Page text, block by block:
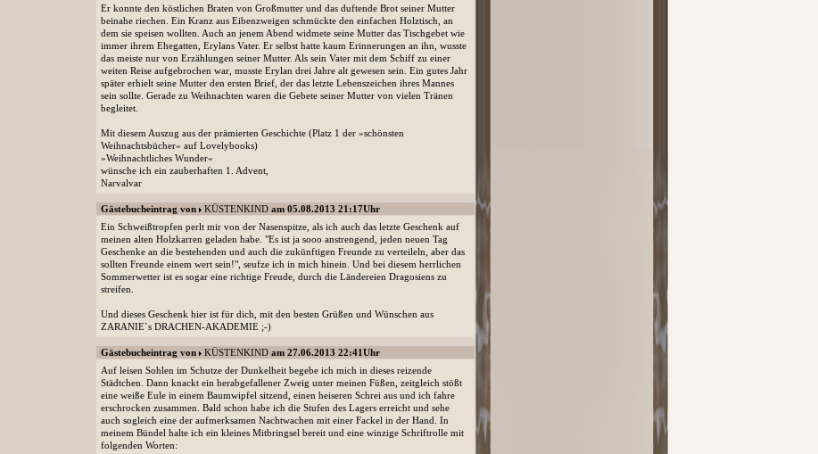
Er konnte den köstlichen Braten von Großmutter und das duftende Brot seiner Mutter
beinahe riechen. Ein Kranz aus Eibenzweigen schmückte den einfachen Holztisch, an
dem sie speisen wollten. Auch an jenem Abend widmete seine Mutter das Tischgebet wie
immer ihrem Ehegatten, Erylans Vater. Er selbst hatte kaum Erinnerungen an ihn, wusste
das meiste nur von Erzählungen seiner Mutter. Als sein Vater mit dem Schiff zu einer
weiten Reise aufgebrochen war, musste Erylan drei Jahre alt gewesen sein. Ein gutes Jahr
später erhielt seine Mutter den ersten Brief, der das letzte Lebenszeichen ihres Mannes
sein sollte. Gerade zu Weihnachten waren die Gebete seiner Mutter von vielen Tränen
begleitet.
Mit diesem Auszug aus der prämierten Geschichte (Platz 1 der »schönsten
Weihnachtsbücher« auf Lovelybooks)
»Weihnachtliches Wunder«
wünsche ich ein zauberhaften 1. Advent,
Narvalvar
Gästebucheintrag von KÜSTENKIND am 05.08.2013 21:17Uhr
Ein Schweißtropfen perlt mir von der Nasenspitze, als ich auch das letzte Geschenk auf
meinen alten Holzkarren geladen habe. "Es ist ja sooo anstrengend, jeden neuen Tag
Geschenke an die bestehenden und auch die zukünftigen Freunde zu verteileln, aber das
sollten Freunde einem wert sein!", seufze ich in mich hinein. Und bei diesem herrlichen
Sommerwetter ist es sogar eine richtige Freude, durch die Ländereien Dragosiens zu
streifen.
Und dieses Geschenk hier ist für dich, mit den besten Grüßen und Wünschen aus
ZARANIE`s DRACHEN-AKADEMIE ;-)
Gästebucheintrag von KÜSTENKIND am 27.06.2013 22:41Uhr
Auf leisen Sohlen im Schutze der Dunkelheit begebe ich mich in dieses reizende
Städtchen. Dann knackt ein herabgefallener Zweig unter meinen Füßen, zeitgleich stößt
eine weiße Eule in einem Baumwipfel sitzend, einen heiseren Schrei aus und ich fahre
erschrocken zusammen. Bald schon habe ich die Stufen des Lagers erreicht und sehe
auch sogleich eine der aufmerksamen Nachtwachen mit einer Fackel in der Hand. In
meinem Bündel halte ich ein kleines Mitbringsel bereit und eine winzige Schriftrolle mit
folgenden Worten: